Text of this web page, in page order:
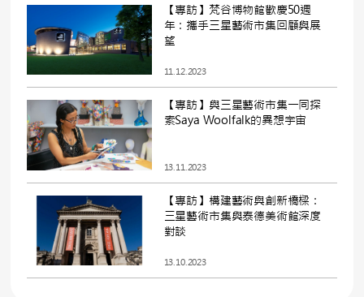
【專訪】梵谷博物館歡慶50週
年：攜手三星藝術市集回顧與展
望
11.12.2023
【專訪】與三星藝術市集一同探
索Saya Woolfalk的異想宇宙
13.11.2023
【專訪】構建藝術與創新橋樑：
三星藝術市集與泰德美術館深度
對談
13.10.2023